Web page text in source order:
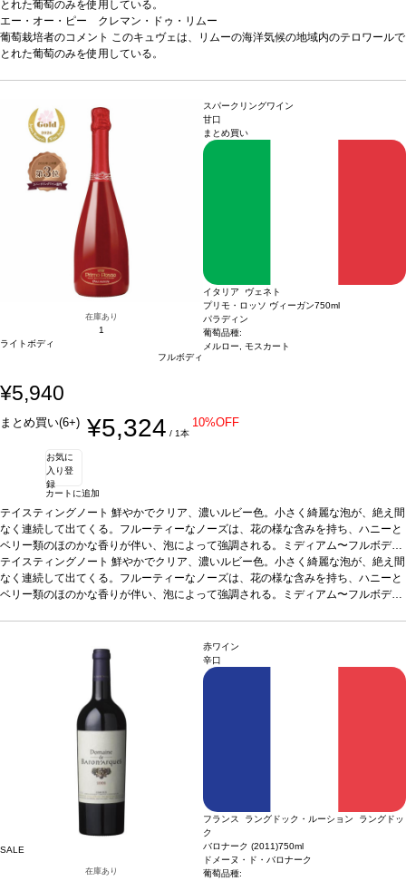
とれた葡萄のみを使用している。
コード・ルージュは、最上質なものへの頌歌であり、リムー近くで世界初のスパー
クリングワインを造った修道僧サン・ティレール・アビーへの捧げるワインとして
造られた。ブラン・ドゥ・ブランは、シャルドネ、シェナン、モーザックから造ら
含まれている。徽章のような赤いボトル、アルファとオメガのシンボル、「ブリュ
ット・エターナル」と名付ける上で、インスピレーションを与えた永久に続く自然
の輪を表現している。
テイスティングノートとても淡く、ほぼ透明であり、繊細
な泡が立ち上る。香りは花のようで、洋梨、柑橘類、フレッシュフルーツの含みを
伴う。風味はフレッシュでミネラルを感じる。コード・ルージュは、上質でエレガ
ント、洗練されている。
スがけ、山羊のチーズ、バジルが入ったフレッシュフルーツサラダと相性が良い。
70%シャルドネ、20% シュナン・ブラン、10%モーザック
エー・オー・ピー クレマン・ドゥ・リムー
葡萄栽培者のコメント このキュヴェは、リムーの海洋気候の地域内のテロワールで
とれた葡萄のみを使用している。
造られた。ブラン・ドゥ・ブランは、シャルドネ、シェナン、モーザックから造ら
れており、このワインの素晴らしいフィネスとエレガンスが、それらを育んだテロ
ワールを象徴している。このキュヴェにはジェラール・ベルトランの全ての伝統が
含まれている。徽章のような赤いボトル、アルファとオメガのシンボル、「ブリュ
ット・エターナル」と名付ける上で、インスピレーションを与えた永久に続く自然
の輪を表現している。テイスティングノート
な泡が立ち上る。香りは花のようで、洋梨、柑橘類、フレッシュフルーツの含みを
伴う。風味はフレッシュでミネラルを感じる。コード・ルージュは、上質でエレガ
ント、洗練されている。
合う料理
スがけ、山羊のチーズ、バジルが入ったフレッシュフルーツサラダと相性が良い。
70%シャルドネ、20% シュナン・ブラン、10%モーザック
在庫あり
1
ライトボディ
フルボディ
スパークリングワイン
甘口
まとめ買い
イタリア ヴェネト
プリモ・ロッソ ヴィーガン750ml
パラディン
葡萄品種:
メルロー, モスカート
¥5,940
まとめ買い(6+) ¥5,324 / 1本
10%OFF
お気に
入り登
録
カートに追加
テイスティングノート 鮮やかでクリア、濃いルビー色。小さく綺麗な泡が、絶え間
なく連続して出てくる。フルーティーなノーズは、花の様な含みを持ち、ハニーと
ベリー類のほのかな香りが伴い、泡によって強調される。ミディアム〜フルボデ
ィ、ジューシーなベリー類の果実味のしっかりとした核を持つ。きれいに造られ、
エレガントにバランスが取れており、楽しみ易く、余韻の長い後味を持つ。合う料
理ペストリー、甘いフルーツタルト、ストロベリーと素晴らしく良く合う。またハ
テイスティングノート 鮮やかでクリア、濃いルビー色。小さく綺麗な泡が、絶え間
なく連続して出てくる。フルーティーなノーズは、花の様な含みを持ち、ハニーと
ベリー類のほのかな香りが伴い、泡によって強調される。ミディアム〜フルボデ
ペストリー、甘いフルーツタルト、ストロベリーと素晴らしく良く合う。またハ
ムとメロン、トーストしたスナック類とも好相性。
ヴィーガン認証
SALE
在庫あり
赤ワイン
辛口
フランス ラングドック・ルーション ラングドッ
ク
バロナーク (2011)750ml
ドメーヌ・ド・バロナーク
葡萄品種: